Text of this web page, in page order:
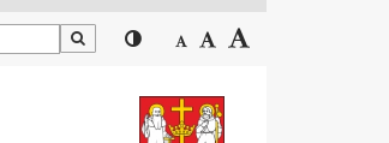
Szukaj Przełącz pomiędzy
Zmniejsz czcionkę
Domyślny rozmiar